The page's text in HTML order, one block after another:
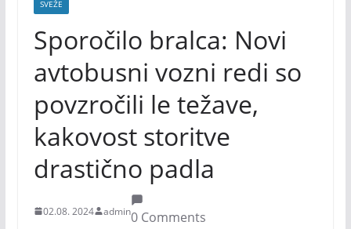
SVEŽE
Sporočilo bralca: Novi
avtobusni vozni redi so
povzročili le težave,
kakovost storitve
drastično padla
02.08. 2024 admin0 Comments